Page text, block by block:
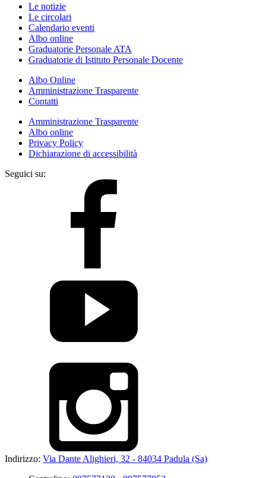
Le notizie
Le circolari
Calendario eventi
Albo online
Graduatorie Personale ATA
Graduatorie di Istituto Personale Docente
Albo Online
Amministrazione Trasparente
Contatti
Amministrazione Trasparente
Albo online
Privacy Policy
Dichiarazione di accessibilità
Seguici su:
Indirizzo: Via Dante Alighieri, 32 - 84034 Padula (Sa)